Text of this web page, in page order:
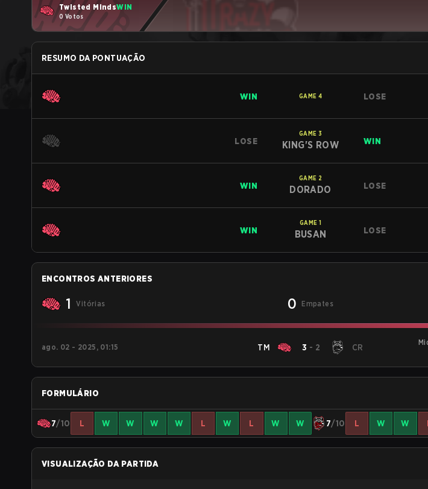
Twisted MindsWIN
0 Votos
RESUMO DA PONTUAÇÃO
WIN GAME 4 LOSE
LOSE
GAME 3
KING'S ROW WIN
WIN
GAME 2
DORADO LOSE
WIN
GAME 1
BUSAN LOSE
ENCONTROS ANTERIORES
1 Vitórias 0 Empates
ago. 02 - 2025, 01:15 TM 3 - 2 CR
FORMULÁRIO
7/10 L W W W W L W L W W 7/10 L W W
VISUALIZAÇÃO DA PARTIDA